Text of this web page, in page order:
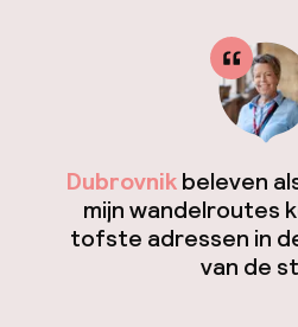
Dubrovnikbeleven
mijn wandelroutes
tofste adressen in
van de